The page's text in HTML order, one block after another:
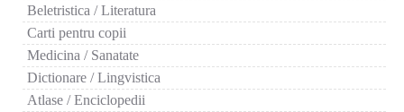
Beletristica / Literatura
Carti pentru copii
Medicina / Sanatate
Dictionare / Lingvistica
Atlase / Enciclopedii